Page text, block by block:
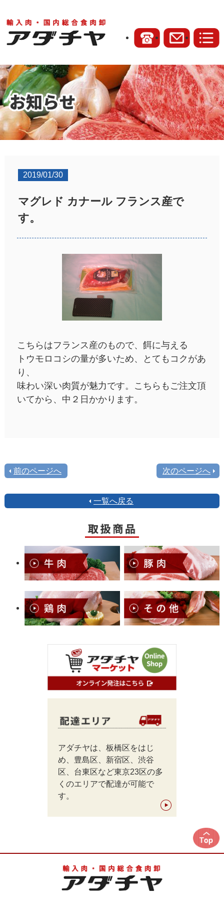
2019/01/30
マグレド カナール フランス産で
す。
こちらはフランス産のもので、餌に与える
トウモロコシの量が多いため、とてもコクがあ
り、
味わい深い肉質が魅力です。こちらもご注文頂
いてから、中２日かかります。
前のページへ 次のページへ
一覧へ戻る
アダチヤは、板橋区をはじ
め、豊島区、新宿区、渋谷
区、台東区など東京23区の多
くのエリアで配達が可能で
す。